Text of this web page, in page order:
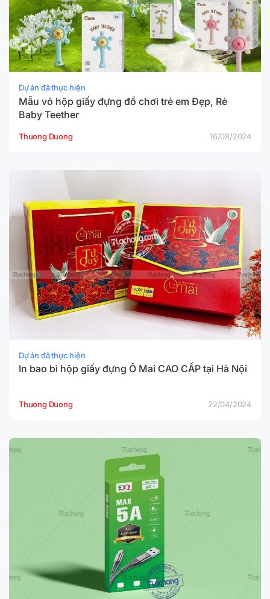
Dự án đã thực hiện
Mẫu vỏ hộp giấy đựng đồ chơi trẻ em Đẹp, Rẻ
Baby Teether
Thuong Duong 16/08/2024
Dự án đã thực hiện
In bao bì hộp giấy đựng Ô Mai CAO CẤP tại Hà Nội
Thuong Duong 22/04/2024